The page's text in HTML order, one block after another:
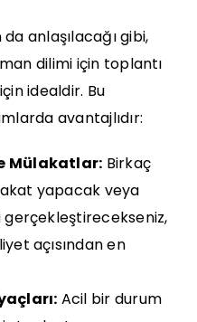
anlaşılacağı gibi,
dilimi için toplantı
idealdir. Bu
avantajlıdır:
Mülakatlar: Birkaç
yapacak veya
gerçekleştirecekseniz,
açısından en
Acil bir durum